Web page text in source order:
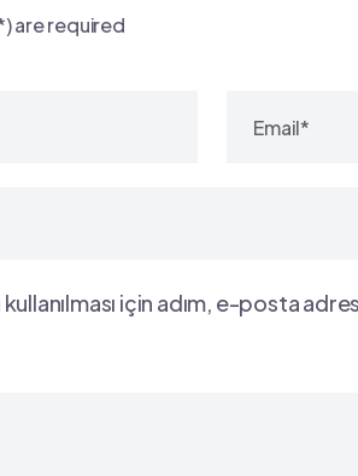
are required
için adım, e-posta